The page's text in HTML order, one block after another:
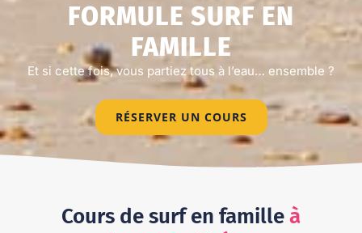
FORMULE SURF EN
FAMILLE
Et si cette fois, vous partiez tous à l’eau… ensemble ?
RÉSERVER UN COURS
Cours de surf en familleà